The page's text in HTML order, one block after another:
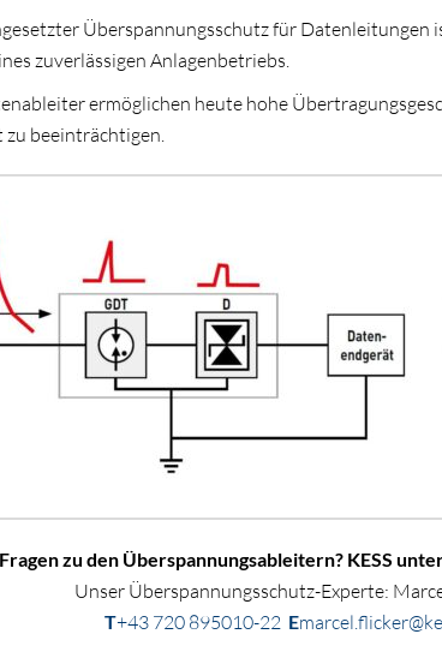
Überspannungsschutz für Datenleitungen
zuverlässigen Anlagenbetriebs.
ermöglichen heute hohe
zu beeinträchtigen.
Fragen zu den Überspannungsableitern? KESS
Unser Überspannungsschutz-Experte:
T+43 720 895010-22 E